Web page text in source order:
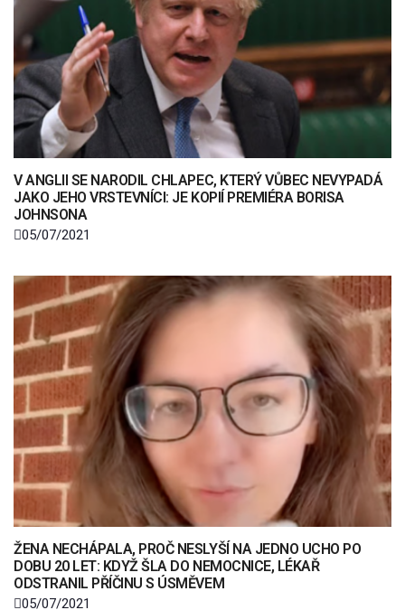
V ANGLII SE NARODIL CHLAPEC, KTERÝ VŮBEC NEVYPADÁ
JAKO JEHO VRSTEVNÍCI: JE KOPIÍ PREMIÉRA BORISA
JOHNSONA
05/07/2021
ŽENA NECHÁPALA, PROČ NESLYŠÍ NA JEDNO UCHO PO
DOBU 20 LET: KDYŽ ŠLA DO NEMOCNICE, LÉKAŘ
ODSTRANIL PŘÍČINU S ÚSMĚVEM
05/07/2021